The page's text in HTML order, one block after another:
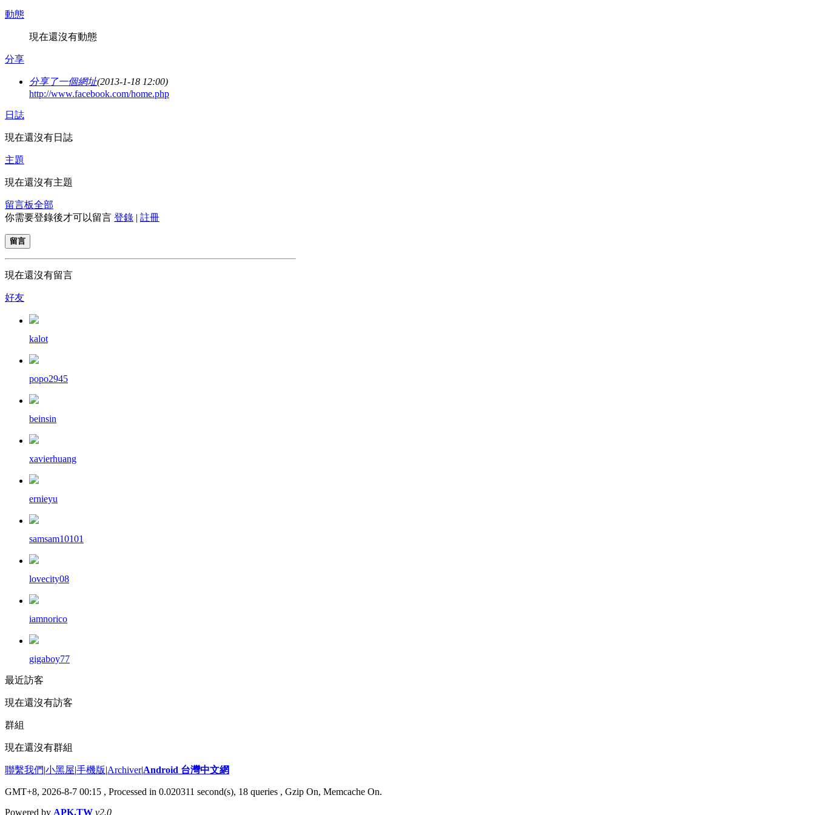
動態
現在還沒有動態
分享
分享了一個網址(2013-1-18 12:00)
http://www.facebook.com/home.php
日誌
現在還沒有日誌
主題
現在還沒有主題
留言板全部
你需要登錄後才可以留言 登錄 | 註冊
留言
現在還沒有留言
好友
kalot
popo2945
beinsin
xavierhuang
ernieyu
samsam10101
lovecity08
iamnorico
gigaboy77
最近訪客
現在還沒有訪客
群組
現在還沒有群組
聯繫我們|小黑屋|手機版|Archiver|Android 台灣中文網
GMT+8, 2026-8-7 00:15 , Processed in 0.020311 second(s), 18 queries , Gzip On, Memcache On.
Powered by APK.TW v2.0